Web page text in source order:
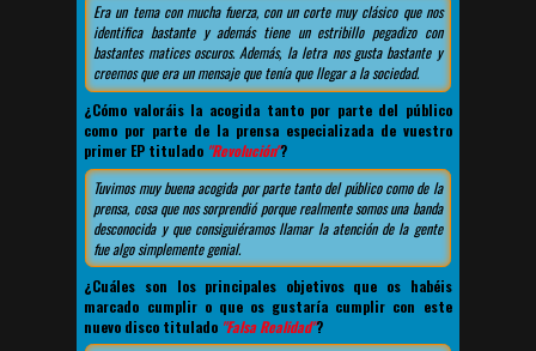
Era un tema con mucha fuerza, con un corte muy clásico que nos
identifica bastante y además tiene un estribillo pegadizo con
bastantes matices oscuros. Además, la letra nos gusta bastante y
creemos que era un mensaje que tenía que llegar a la sociedad.
¿Cómo valoráis la acogida tanto por parte del público
como por parte de la prensa especializada de vuestro
primer EP titulado "Revolución"?
Tuvimos muy buena acogida por parte tanto del público como de la
prensa, cosa que nos sorprendió porque realmente somos una banda
desconocida y que consiguiéramos llamar la atención de la gente
fue algo simplemente genial.
¿Cuáles son los principales objetivos que os habéis
marcado cumplir o que os gustaría cumplir con este
nuevo disco titulado "Falsa Realidad"?